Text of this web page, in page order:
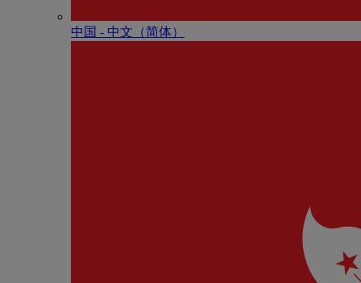
中国 - 中⽂（简体）